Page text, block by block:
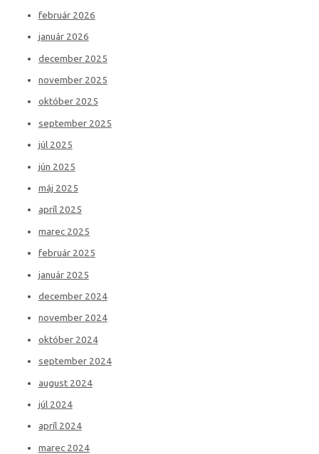
február 2026
január 2026
december 2025
november 2025
október 2025
september 2025
júl 2025
jún 2025
máj 2025
apríl 2025
marec 2025
február 2025
január 2025
december 2024
november 2024
október 2024
september 2024
august 2024
júl 2024
apríl 2024
marec 2024